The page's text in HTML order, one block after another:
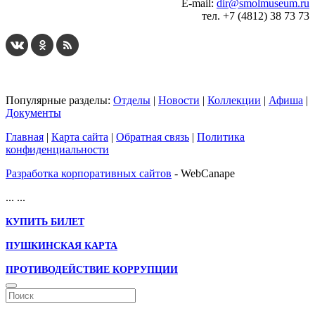
E-mail: dir@smolmuseum.ru
тел. +7 (4812) 38 73 73
Популярные разделы: Отделы | Новости | Коллекции | Афиша |
Документы
Главная | Карта сайта | Обратная связь | Политика
конфиденциальности
Разработка корпоративных сайтов - WebCanape
... ...
КУПИТЬ БИЛЕТ
ПУШКИНСКАЯ КАРТА
ПРОТИВОДЕЙСТВИЕ КОРРУПЦИИ